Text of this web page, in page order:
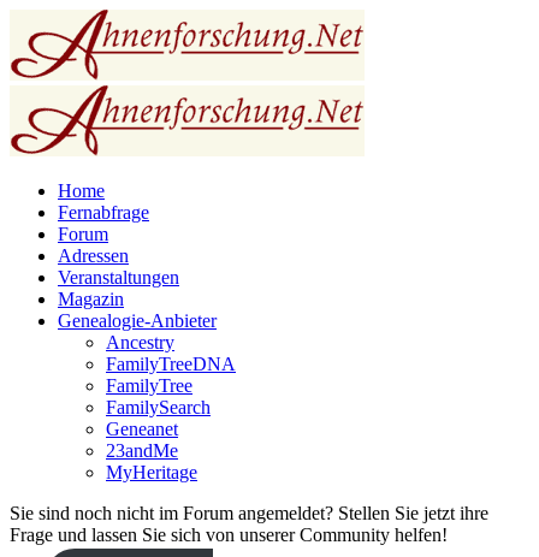
Home
Fernabfrage
Forum
Adressen
Veranstaltungen
Magazin
Genealogie-Anbieter
Ancestry
FamilyTreeDNA
FamilyTree
FamilySearch
Geneanet
23andMe
MyHeritage
Sie sind noch nicht im Forum angemeldet? Stellen Sie jetzt ihre
Frage und lassen Sie sich von unserer Community helfen!